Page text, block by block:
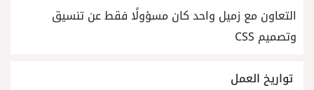
التعاون مع زميل واحد كان مسؤولًا فقط عن تنسيق
وتصميم CSS
تواريخ العمل